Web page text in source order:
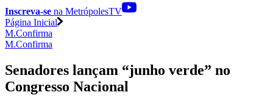
Inscreva-se na MetrópolesTV
Página Inicial
M.Confirma
M.Confirma
Senadores lançam “junho verde” no
Congresso Nacional